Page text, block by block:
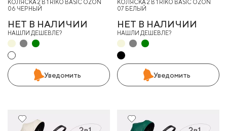
КОЛЯСКА 2 В 1 RIKO BASIC OZON
06 ЧЕРНЫЙ
НЕТ В НАЛИЧИИ
НАШЛИ ДЕШЕВЛЕ?
Уведомить
КОЛЯСКА 2 В 1 RIKO BASIC OZON
07 БЕЛЫЙ
НЕТ В НАЛИЧИИ
НАШЛИ ДЕШЕВЛЕ?
Уведомить
10%